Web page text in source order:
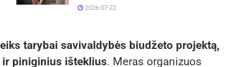
2026-07-22
tarybai savivaldybės biudžeto projektą,
piniginius išteklius. Meras organizuos